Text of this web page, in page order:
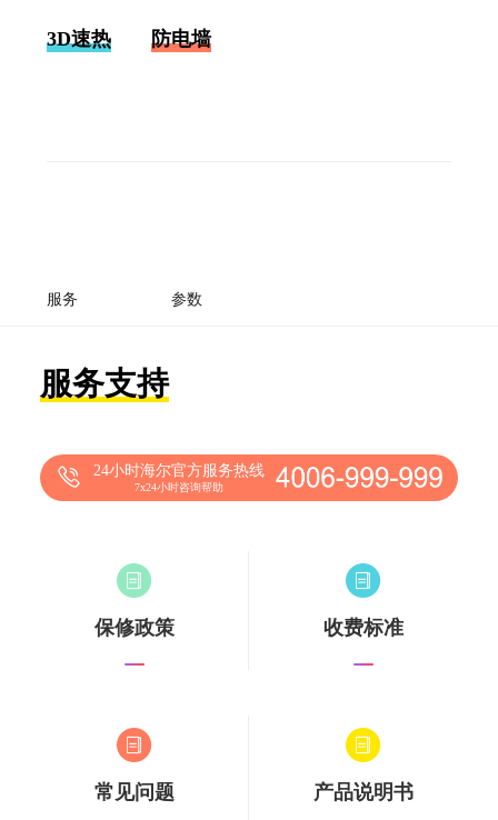
3D速热 防电墙
服务 参数
服务支持
24小时海尔官方服务热线
7x24小时咨询帮助
保修政策 收费标准
常见问题 产品说明书